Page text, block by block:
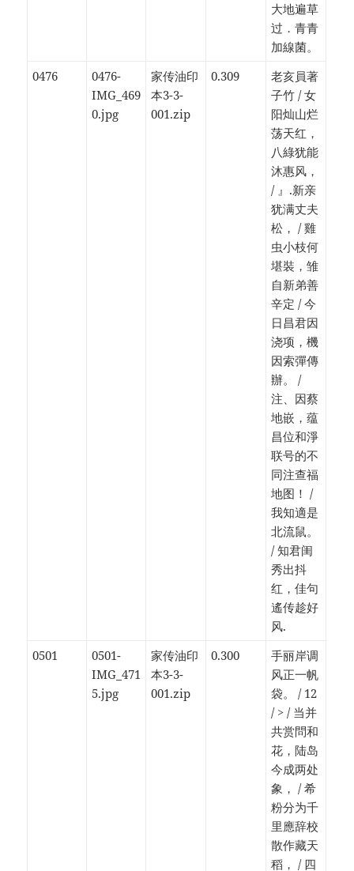
大地遍草
过．青青
加線菌。
0476
0476-
IMG_469
0.jpg
家传油印
本3-3-
001.zip
0.309
老亥員著
子竹 / 女
阳灿山烂
荡天红，
八綠犹能
沐惠风，
/ 』.新亲
犹满丈夫
松， / 雞
虫小枝何
堪裝，雏
自新弟善
辛定 / 今
日昌君因
浇项，機
因索彈傳
辦。 /
注、因蔡
地嵌，蕴
昌位和淨
联号的不
同注查福
地图！ /
我知適是
北流鼠。
/ 知君闺
秀出抖
红，佳句
遙传趁好
风.
0501
0501-
IMG_471
5.jpg
家传油印
本3-3-
001.zip
0.300
手丽岸调
风正一帆
袋。 / 12
/ > / 当并
共赏問和
花，陆岛
今成两处
象， / 希
粉分为千
里應辞校
散作藏天
稻， / 四